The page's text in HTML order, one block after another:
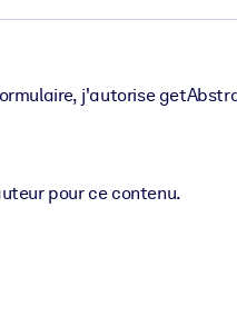
j'autorise
pour ce contenu.